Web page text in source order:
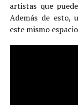
artistas que
Además de esto,
este mismo